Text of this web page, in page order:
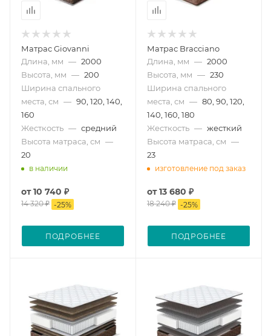
Матрас Giovanni
Длина, мм — 2000
Высота, мм — 200
Ширина спального
места, см — 90, 120, 140,
160
Жесткость — средний
Высота матраса, см —
20
в наличии
от10 740 ₽
14 320 ₽ -25%
ПОДРОБНЕЕ
Матрас Bracciano
Длина, мм — 2000
Высота, мм — 230
Ширина спального
места, см — 80, 90, 120,
140, 160, 180
Жесткость — жесткий
Высота матраса, см —
23
изготовление под заказ
от13 680 ₽
18 240 ₽ -25%
ПОДРОБНЕЕ